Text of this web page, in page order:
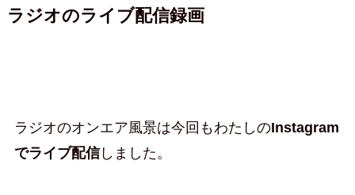
ラジオのライブ配信録画
ラジオのオンエア風景は今回もわたしのInstagram
でライブ配信しました。